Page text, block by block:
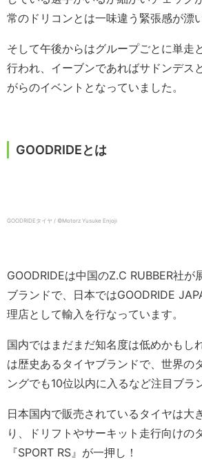
常のドリコンとは一味違う緊張感が漂
そして午後からはグループごとに単走
行われ、イーブンであればサドンデス
がらのイベントとなっていました。
GOODRIDEとは
GOODRIDEタイヤ / ©️Motorz Yusuke Enjoji
GOODRIDEは中国のZ.C RUBBER社が
ブランドで、日本ではGOODRIDE
理店として輸入を行なっています。
国内ではまだまだ知名度は低めかもし
は歴史あるタイヤブランドで、世界の
ングでも10位以内に入るなど注目ブラ
日本国内で販売されているタイヤは大
り、ドリフトやサーキット走行向けの
『SPORT RS』が一押し！